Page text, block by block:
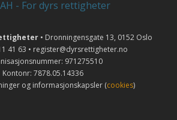
• Dronningensgate 13, 0152 Oslo
41 63 • register@dyrsrettigheter.no
971275510
Kontonr: 7878.05.14336
og informasjonskapsler (cookies)